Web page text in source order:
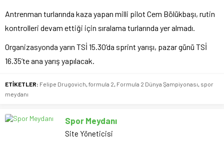
Antrenman turlarında kaza yapan milli pilot Cem Bölükbaşı, rutin
kontrolleri devam ettiği için sıralama turlarında yer almadı.
Organizasyonda yarın TSİ 15.30’da sprint yarışı, pazar günü TSİ
16.35’te ana yarış yapılacak.
ETİKETLER: Felipe Drugovich formula 2 Formula 2 Dünya Şampiyonası spor
meydanı
Spor Meydanı
Site Yöneticisi